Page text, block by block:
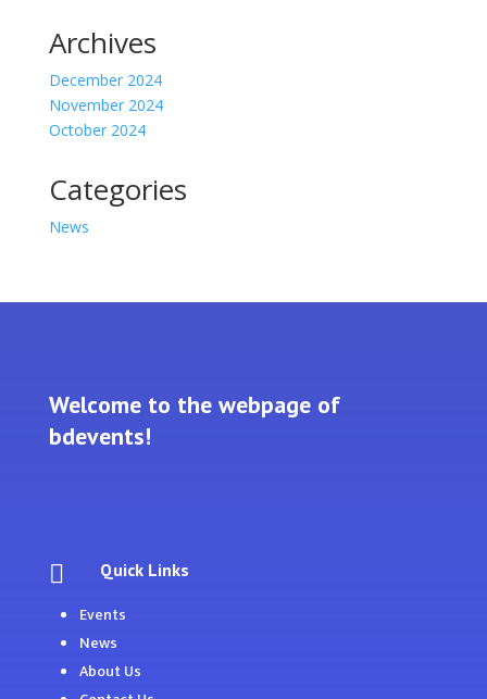
Archives
December 2024
November 2024
October 2024
Categories
News
Welcome to the webpage of
bdevents!
 Quick Links
Events
News
About Us